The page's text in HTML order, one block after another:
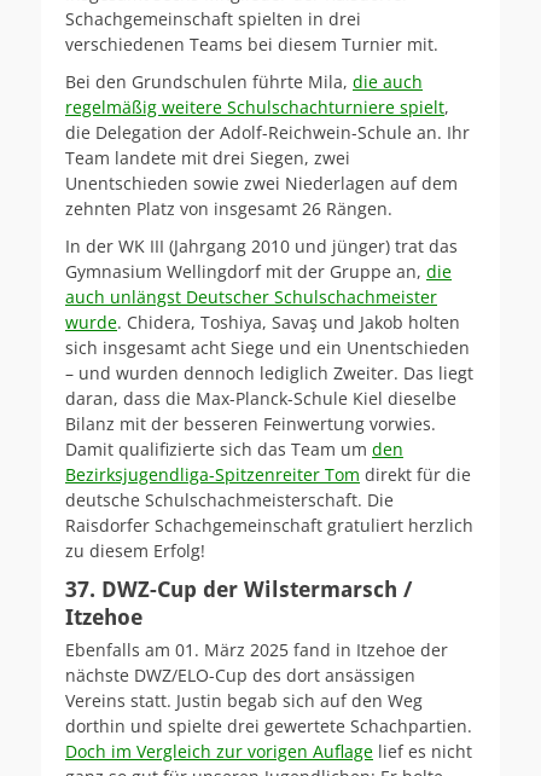
Schachgemeinschaft spielten in drei
verschiedenen Teams bei diesem Turnier mit.
Bei den Grundschulen führte Mila, die auch
regelmäßig weitere Schulschachturniere spielt,
die Delegation der Adolf-Reichwein-Schule an. Ihr
Team landete mit drei Siegen, zwei
Unentschieden sowie zwei Niederlagen auf dem
zehnten Platz von insgesamt 26 Rängen.
In der WK III (Jahrgang 2010 und jünger) trat das
Gymnasium Wellingdorf mit der Gruppe an, die
auch unlängst Deutscher Schulschachmeister
wurde. Chidera, Toshiya, Savaş und Jakob holten
sich insgesamt acht Siege und ein Unentschieden
– und wurden dennoch lediglich Zweiter. Das liegt
daran, dass die Max-Planck-Schule Kiel dieselbe
Bilanz mit der besseren Feinwertung vorwies.
Damit qualifizierte sich das Team um den
Bezirksjugendliga-Spitzenreiter Tom direkt für die
deutsche Schulschachmeisterschaft. Die
Raisdorfer Schachgemeinschaft gratuliert herzlich
zu diesem Erfolg!
37. DWZ-Cup der Wilstermarsch /
Itzehoe
Ebenfalls am 01. März 2025 fand in Itzehoe der
nächste DWZ/ELO-Cup des dort ansässigen
Vereins statt. Justin begab sich auf den Weg
dorthin und spielte drei gewertete Schachpartien.
Doch im Vergleich zur vorigen Auflage lief es nicht